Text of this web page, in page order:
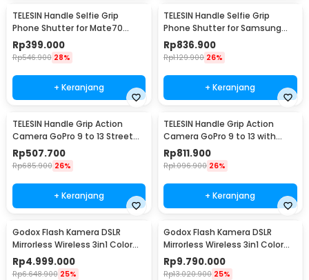
TELESIN Handle Selfie Grip
Phone Shutter for Mate70
Pro/Pro+ - P5-MCS-06-THW
Rp399.000
Rp546.900 28%
+ Keranjang
TELESIN Handle Selfie Grip
Phone Shutter for Samsung
S25 Ultra - P5-MCS-01-TSX
Rp836.900
Rp1.129.900 26%
+ Keranjang
TELESIN Handle Grip Action
Camera GoPro 9 to 13 Street
Photography - S6-FMS-25-TGP
Rp507.700
Rp685.900 26%
+ Keranjang
TELESIN Handle Grip Action
Camera GoPro 9 to 13 with
Aluminium Cage - S6-FMS-26-
TGP
Rp811.900
Rp1.096.900 26%
+ Keranjang
Godox Flash Kamera DSLR
Mirrorless Wireless 3in1 Color
2600mAh 300Ws - AD300Pro
Rp4.999.000
Rp6.648.900 25%
Godox Flash Kamera DSLR
Mirrorless Wireless 3in1 Color
2600mAh 600Ws - AD600Pro II
Rp9.790.000
Rp13.020.900 25%